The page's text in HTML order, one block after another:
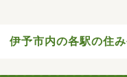
伊予市内の各駅の住